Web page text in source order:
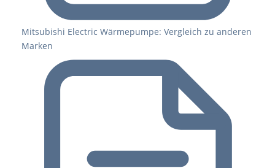
Mitsubishi Electric Wärmepumpe: Vergleich zu anderen
Marken